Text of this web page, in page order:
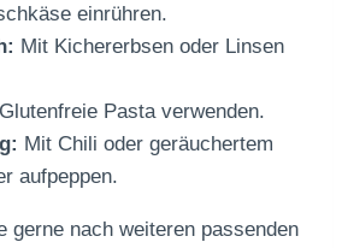
einrühren.
Mit Kichererbsen oder Linsen
Glutenfreie Pasta verwenden.
Mit Chili oder geräuchertem
aufpeppen.
gerne nach weiteren passenden